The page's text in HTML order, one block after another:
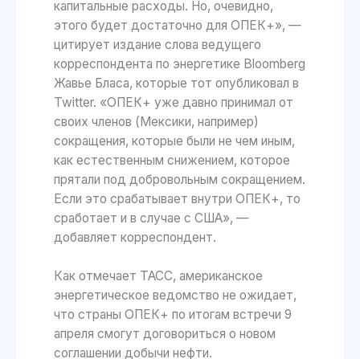
капитальные расходы. Но, очевидно,
этого будет достаточно для ОПЕК+», —
цитирует издание слова ведущего
корреспондента по энергетике Bloomberg
Жавье Бласа, которые тот опубликовал в
Twitter. «ОПЕК+ уже давно принимал от
своих членов (Мексики, например)
сокращения, которые были не чем иным,
как естественным снижением, которое
прятали под добровольным сокращением.
Если это срабатывает внутри ОПЕК+, то
сработает и в случае с США», —
добавляет корреспондент.
Как отмечает ТАСС, американское
энергетическое ведомство не ожидает,
что страны ОПЕК+ по итогам встречи 9
апреля смогут договориться о новом
соглашении добычи нефти.